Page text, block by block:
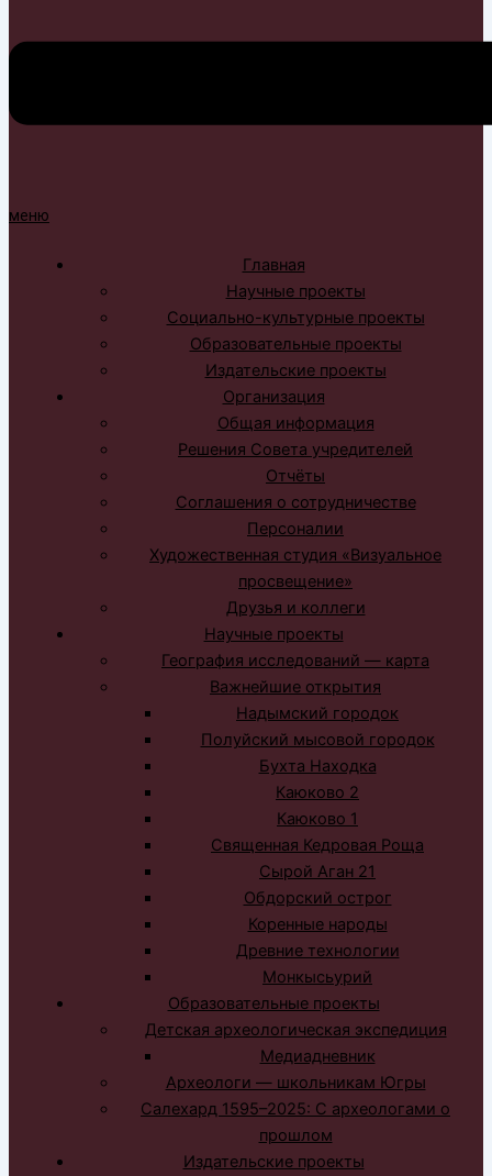
меню
Главная
Научные проекты
Социально-культурные проекты
Образовательные проекты
Издательские проекты
Организация
Общая информация
Решения Совета учредителей
Отчёты
Соглашения о сотрудничестве
Персоналии
Художественная студия «Визуальное
просвещение»
Друзья и коллеги
Научные проекты
География исследований — карта
Важнейшие открытия
Надымский городок
Полуйский мысовой городок
Бухта Находка
Каюково 2
Каюково 1
Священная Кедровая Роща
Сырой Аган 21
Обдорский острог
Коренные народы
Древние технологии
Монкысьурий
Образовательные проекты
Детская археологическая экспедиция
Медиадневник
Археологи — школьникам Югры
Салехард 1595–2025: С археологами о
прошлом
Издательские проекты